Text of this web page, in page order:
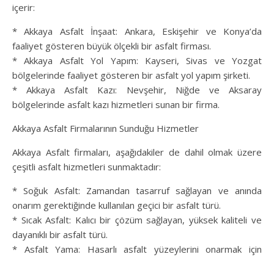
içerir:
* Akkaya Asfalt İnşaat: Ankara, Eskişehir ve Konya’da
faaliyet gösteren büyük ölçekli bir asfalt firması.
* Akkaya Asfalt Yol Yapım: Kayseri, Sivas ve Yozgat
bölgelerinde faaliyet gösteren bir asfalt yol yapım şirketi.
* Akkaya Asfalt Kazı: Nevşehir, Niğde ve Aksaray
bölgelerinde asfalt kazı hizmetleri sunan bir firma.
Akkaya Asfalt Firmalarının Sunduğu Hizmetler
Akkaya Asfalt firmaları, aşağıdakiler de dahil olmak üzere
çeşitli asfalt hizmetleri sunmaktadır:
* Soğuk Asfalt: Zamandan tasarruf sağlayan ve anında
onarım gerektiğinde kullanılan geçici bir asfalt türü.
* Sıcak Asfalt: Kalıcı bir çözüm sağlayan, yüksek kaliteli ve
dayanıklı bir asfalt türü.
* Asfalt Yama: Hasarlı asfalt yüzeylerini onarmak için